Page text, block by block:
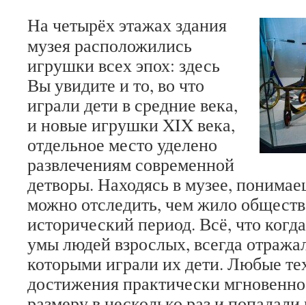
На четырёх этажах здания
музея расположились
игрушки всех эпох: здесь
Вы увидите и то, во что
играли дети в средние века,
и новые игрушки XIX века,
отдельное место уделено
развлечениям современной
детворы. Находясь в музее,
можно отследить, чем жило
исторический период. Всё, что
умы людей взрослых, всегда
которыми играли их дети. Любые
достижения практически